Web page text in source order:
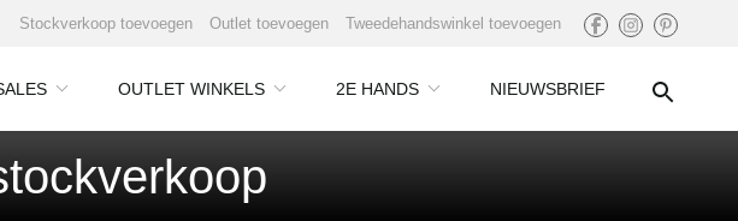
Stockverkoop toevoegen Outlet toevoegen Tweedehandswinkel toevoegen
OUTLET WINKELS 2E HANDS NIEUWSBRIEF